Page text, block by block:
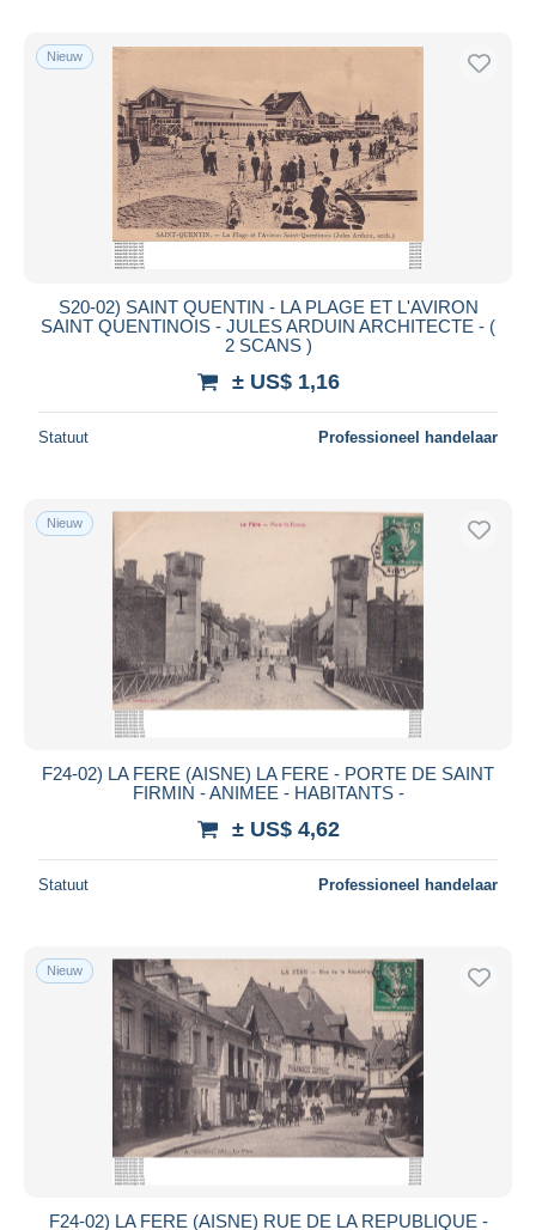
Nieuw
S20-02) SAINT QUENTIN - LA PLAGE ET L'AVIRON
SAINT QUENTINOIS - JULES ARDUIN ARCHITECTE - (
2 SCANS )
± US$ 1,16
Statuut Professioneel handelaar
Nieuw
F24-02) LA FERE (AISNE) LA FERE - PORTE DE SAINT
FIRMIN - ANIMEE - HABITANTS -
± US$ 4,62
Statuut Professioneel handelaar
Nieuw
F24-02) LA FERE (AISNE) RUE DE LA REPUBLIQUE -